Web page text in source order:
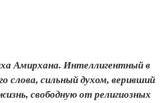
Амирхана. Интеллигентный в
слова, сильный духом, веривший
свободную от религиозных